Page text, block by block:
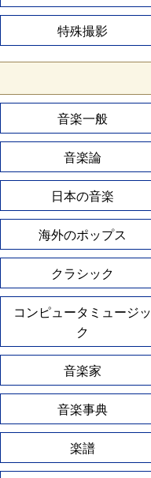
特殊撮影
音楽一般
音楽論
日本の音楽
海外のポップス
クラシック
コンピュータミュージッ
ク
音楽家
音楽事典
楽譜